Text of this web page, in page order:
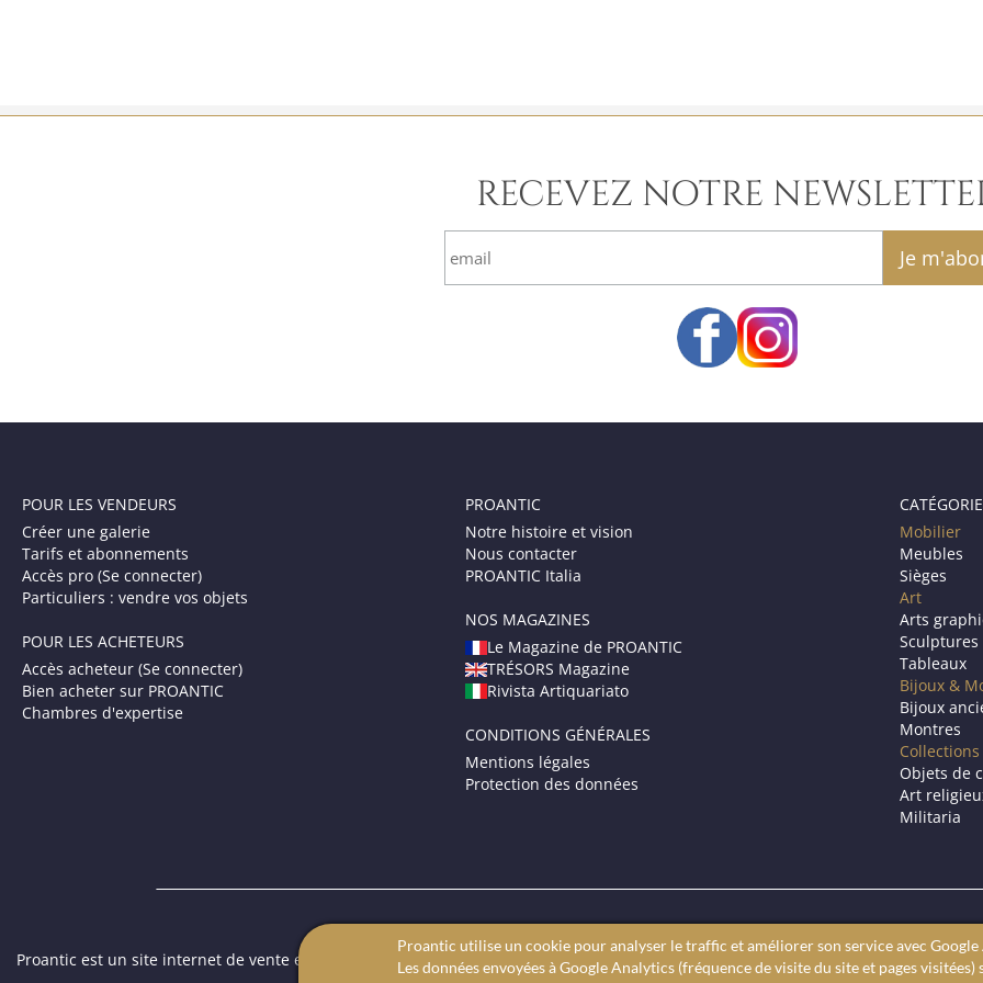
RECEVEZ NOTRE
POUR LES VENDEURS
Créer une galerie
Tarifs et abonnements
Accès pro (Se connecter)
Particuliers : vendre vos objets
POUR LES ACHETEURS
Accès acheteur (Se connecter)
Bien acheter sur PROANTIC
Chambres d'expertise
PROANTIC
Notre histoire et vision
Nous contacter
PROANTIC Italia
NOS MAGAZINES
Le Magazine de PROANTIC
TRÉSORS Magazine
Rivista Artiquariato
CONDITIONS GÉNÉRALES
Mentions légales
Protection des données
Mobilier
Meubles
Sièges
Art
Arts
Sculptures
Tableaux
Bijoux &
Bijoux
Montres
Collections
Objets de
Art
Militaria
Le site des antiquaires en ligne.
Proantic est un site internet de vente en ligne dédié aux antiquaires professionnels. Vous cherchez à acheter des antiquités,
Proantic utilise un cookie pour analyser le traffic et améliorer son service avec
Les données envoyées à Google Analytics (fréquence de visite du site et pages visitées)